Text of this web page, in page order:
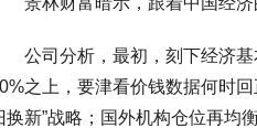
司分析，最初，刻下经济基本
之上，要津看价钱数据何时
换新”战略；国外机构仓位再均